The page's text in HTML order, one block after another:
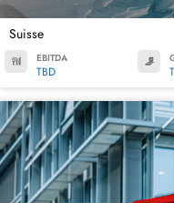
Suisse
EBITDA
TBD